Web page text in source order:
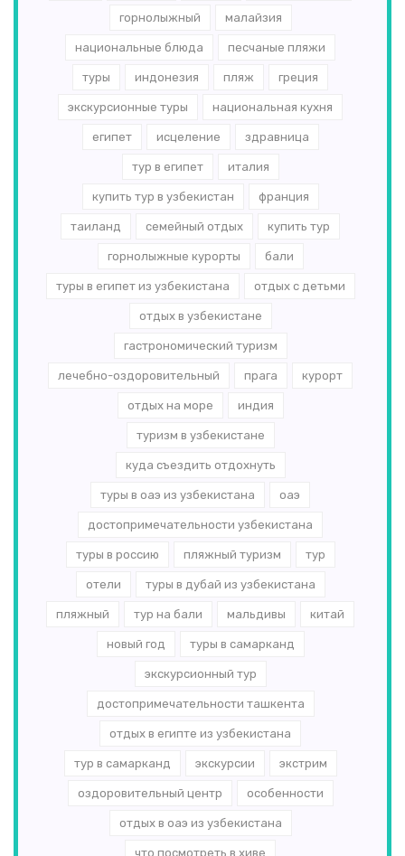
горнолыжный малайзия
национальные блюда песчаные пляжи
туры индонезия пляж греция
экскурсионные туры национальная кухня
египет исцеление здравница
тур в египет италия
купить тур в узбекистан франция
таиланд семейный отдых купить тур
горнолыжные курорты бали
туры в египет из узбекистана отдых с детьми
отдых в узбекистане
гастрономический туризм
лечебно-оздоровительный прага курорт
отдых на море индия
туризм в узбекистане
куда съездить отдохнуть
туры в оаэ из узбекистана оаэ
достопримечательности узбекистана
туры в россию пляжный туризм тур
отели туры в дубай из узбекистана
пляжный тур на бали мальдивы китай
новый год туры в самарканд
экскурсионный тур
достопримечательности ташкента
отдых в египте из узбекистана
тур в самарканд экскурсии экстрим
оздоровительный центр особенности
отдых в оаэ из узбекистана
что посмотреть в хиве